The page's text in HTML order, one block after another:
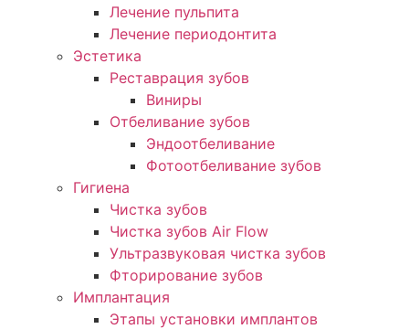
Лечение пульпита
Лечение периодонтита
Эстетика
Реставрация зубов
Виниры
Отбеливание зубов
Эндоотбеливание
Фотоотбеливание зубов
Гигиена
Чистка зубов
Чистка зубов Air Flow
Ультразвуковая чистка зубов
Фторирование зубов
Имплантация
Этапы установки имплантов